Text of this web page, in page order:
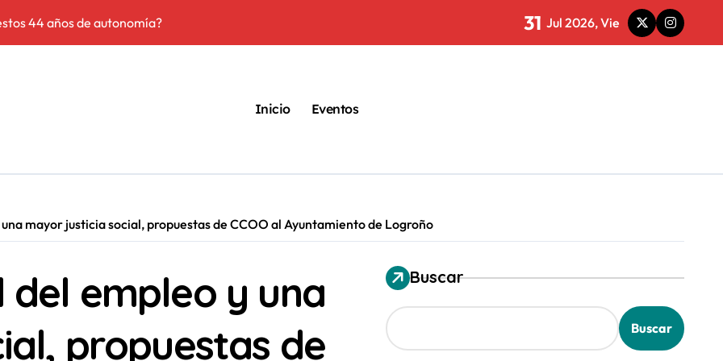
44 años de autonomía?
miedo, derechos: la importancia de la regularización en La Rioja
razones para salir a la calle
bebés: el Patronato de Protección a la Mujer y su deuda de reparación histórica
10 verdades urgentes sobre la abolición de la prostitución
31 Jul 2026, Vie
Inicio Eventos
mayor justicia social, propuestas de CCOO al Ayuntamiento de Logroño
empleo y una
propuestas de
Buscar
Buscar